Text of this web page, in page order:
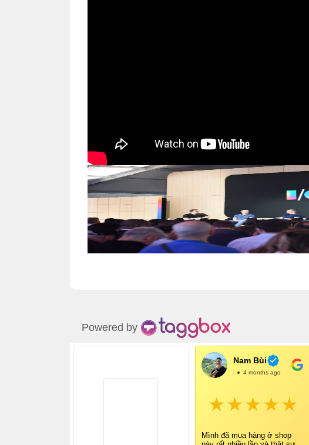
Powered by
Nam Bùi
@NamBùi4 months ago
Mình đã mua hàng ở shop